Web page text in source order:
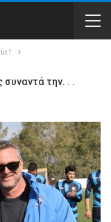
!
την. . .